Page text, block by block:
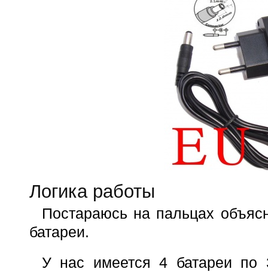
Логика работы
Постараюсь на пальцах
батареи.
У нас имеется 4 батареи по